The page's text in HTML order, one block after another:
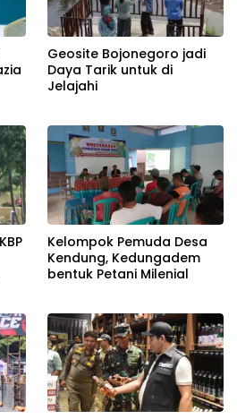
Geosite Bojonegoro jadi
Daya Tarik untuk di
Jelajahi
Kelompok Pemuda Desa
Kendung, Kedungadem
bentuk Petani Milenial